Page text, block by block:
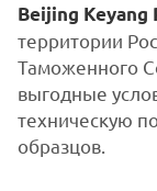
Beijing Keyang
территории
Таможенного
выгодные
техническую
образцов.